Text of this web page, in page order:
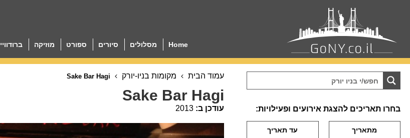
Home מסלולים סיורים ספורט מוזיקה ברודוויי
עמוד הבית מקומות בניו-יורק
Sake Bar Hagi
עודכן ב: 2013 בחרו תאריכים להצגת אירועים ופעילויות: